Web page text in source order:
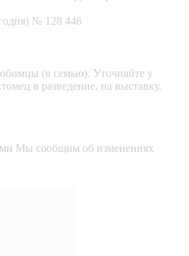
№ 128 446
(в семью). Уточняйте у
в разведение, на выставку.
Мы сообщим об изменениях